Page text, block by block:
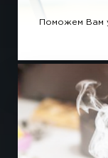
Поможем Вам